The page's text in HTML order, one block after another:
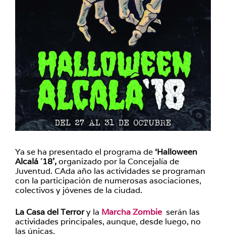
Ya se ha presentado el programa de ‘Halloween
Alcalá ´18’,organizado por la Concejalía de
Juventud. CAda año las actividades se programan
con la participación de numerosas asociaciones,
colectivos y jóvenes de la ciudad.
La Casa del Terrory la Marcha Zombie serán las
actividades principales, aunque, desde luego, no
las únicas.